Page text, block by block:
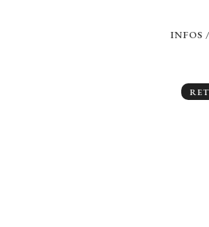
INFOS